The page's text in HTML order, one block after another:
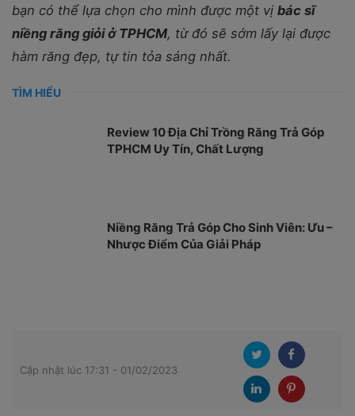
bạn có thể lựa chọn cho mình được một vị bác sĩ
niềng răng giỏi ở TPHCM, từ đó sẽ sớm lấy lại được
hàm răng đẹp, tự tin tỏa sáng nhất.
TÌM HIỂU
Review 10 Địa Chỉ Trồng Răng Trả Góp
TPHCM Uy Tín, Chất Lượng
Niềng Răng Trả Góp Cho Sinh Viên: Ưu –
Nhược Điểm Của Giải Pháp
Cập nhật lúc 17:31 - 01/02/2023